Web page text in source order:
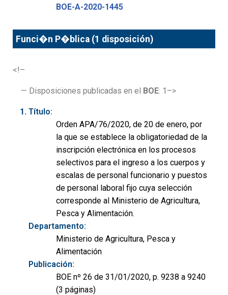
BOE-A-2020-1445
Funci�n P�blica (1 disposición)
<!–
— Disposiciones publicadas en el BOE: 1–>
Título:
Orden APA/76/2020, de 20 de enero, por
la que se establece la obligatoriedad de la
inscripción electrónica en los procesos
selectivos para el ingreso a los cuerpos y
escalas de personal funcionario y puestos
de personal laboral fijo cuya selección
corresponde al Ministerio de Agricultura,
Pesca y Alimentación.
Departamento:
Ministerio de Agricultura, Pesca y
Alimentación
Publicación:
BOE nº 26 de 31/01/2020, p. 9238 a 9240
(3 páginas)